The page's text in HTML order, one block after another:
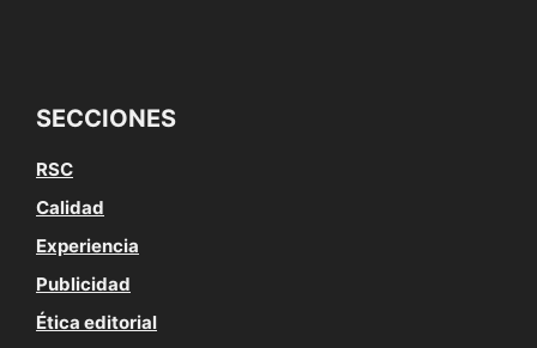
SECCIONES
RSC
Calidad
Experiencia
Publicidad
Ética editorial